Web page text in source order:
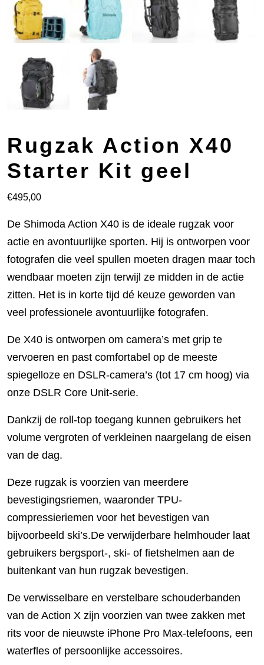
Rugzak Action X40
Starter Kit geel
€495,00
De Shimoda Action X40 is de ideale rugzak voor
actie en avontuurlijke sporten. Hij is ontworpen voor
fotografen die veel spullen moeten dragen maar toch
wendbaar moeten zijn terwijl ze midden in de actie
zitten. Het is in korte tijd dé keuze geworden van
veel professionele avontuurlijke fotografen.
De X40 is ontworpen om camera’s met grip te
vervoeren en past comfortabel op de meeste
spiegelloze en DSLR-camera’s (tot 17 cm hoog) via
onze DSLR Core Unit-serie.
Dankzij de roll-top toegang kunnen gebruikers het
volume vergroten of verkleinen naargelang de eisen
van de dag.
Deze rugzak is voorzien van meerdere
bevestigingsriemen, waaronder TPU-
compressieriemen voor het bevestigen van
bijvoorbeeld ski’s.De verwijderbare helmhouder laat
gebruikers bergsport-, ski- of fietshelmen aan de
buitenkant van hun rugzak bevestigen.
De verwisselbare en verstelbare schouderbanden
van de Action X zijn voorzien van twee zakken met
rits voor de nieuwste iPhone Pro Max-telefoons, een
waterfles of persoonlijke accessoires.